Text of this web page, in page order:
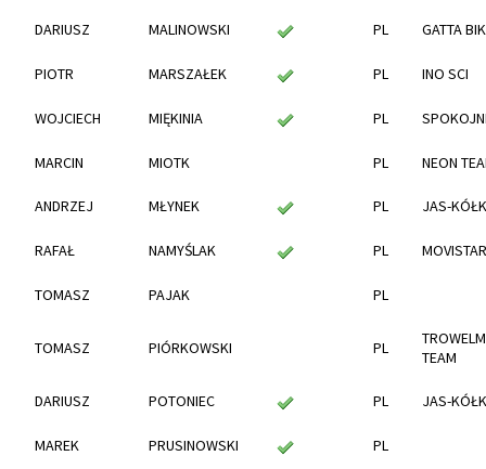
DARIUSZ MALINOWSKI PL GATTA
PIOTR MARSZAŁEK PL INO SCI
WOJCIECH MIĘKINIA PL
MARCIN MIOTK PL NEON
ANDRZEJ MŁYNEK PL JAS-
RAFAŁ NAMYŚLAK PL MOVISTAR
TOMASZ PAJAK PL
TOMASZ PIÓRKOWSKI PL
TEAM
DARIUSZ POTONIEC PL JAS-
MAREK PRUSINOWSKI PL